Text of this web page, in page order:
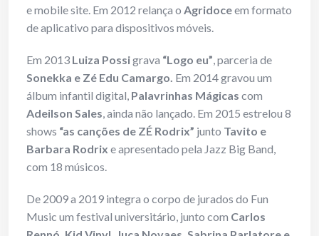
e mobile site. Em 2012 relança o Agridoceem formato
de aplicativo para dispositivos móveis.
Em 2013 Luiza Possigrava “Logo eu”, parceria de
Sonekka e Zé Edu Camargo. Em 2014 gravou um
álbum infantil digital, Palavrinhas Mágicas com
Adeilson Sales, ainda não lançado. Em 2015 estrelou 8
shows “as canções de ZÉ Rodrix” junto Tavito e
Barbara Rodrix e apresentado pela Jazz Big Band,
com 18 músicos.
De 2009 a 2019 integra o corpo de jurados do Fun
Music um festival universitário, junto com Carlos